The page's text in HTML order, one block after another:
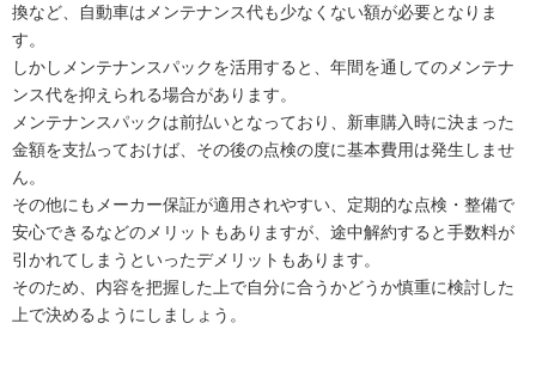
換など、自動車はメンテナンス代も少なくない額が必要となりま
す。
しかしメンテナンスパックを活用すると、年間を通してのメンテナ
ンス代を抑えられる場合があります。
メンテナンスパックは前払いとなっており、新車購入時に決まった
金額を支払っておけば、その後の点検の度に基本費用は発生しませ
ん。
その他にもメーカー保証が適用されやすい、定期的な点検・整備で
安心できるなどのメリットもありますが、途中解約すると手数料が
引かれてしまうといったデメリットもあります。
そのため、内容を把握した上で自分に合うかどうか慎重に検討した
上で決めるようにしましょう。